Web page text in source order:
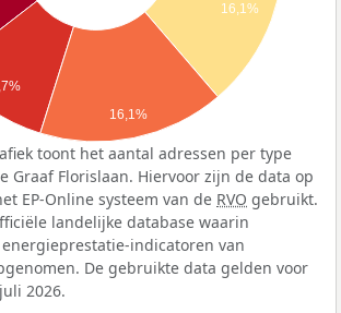
16,1%
16,1%
toont het aantal adressen per type
Graaf Florislaan. Hiervoor zijn de data op
EP-Online systeem van de RVO gebruikt.
landelijke database waarin
indicatoren van
De gebruikte data gelden voor
2026.